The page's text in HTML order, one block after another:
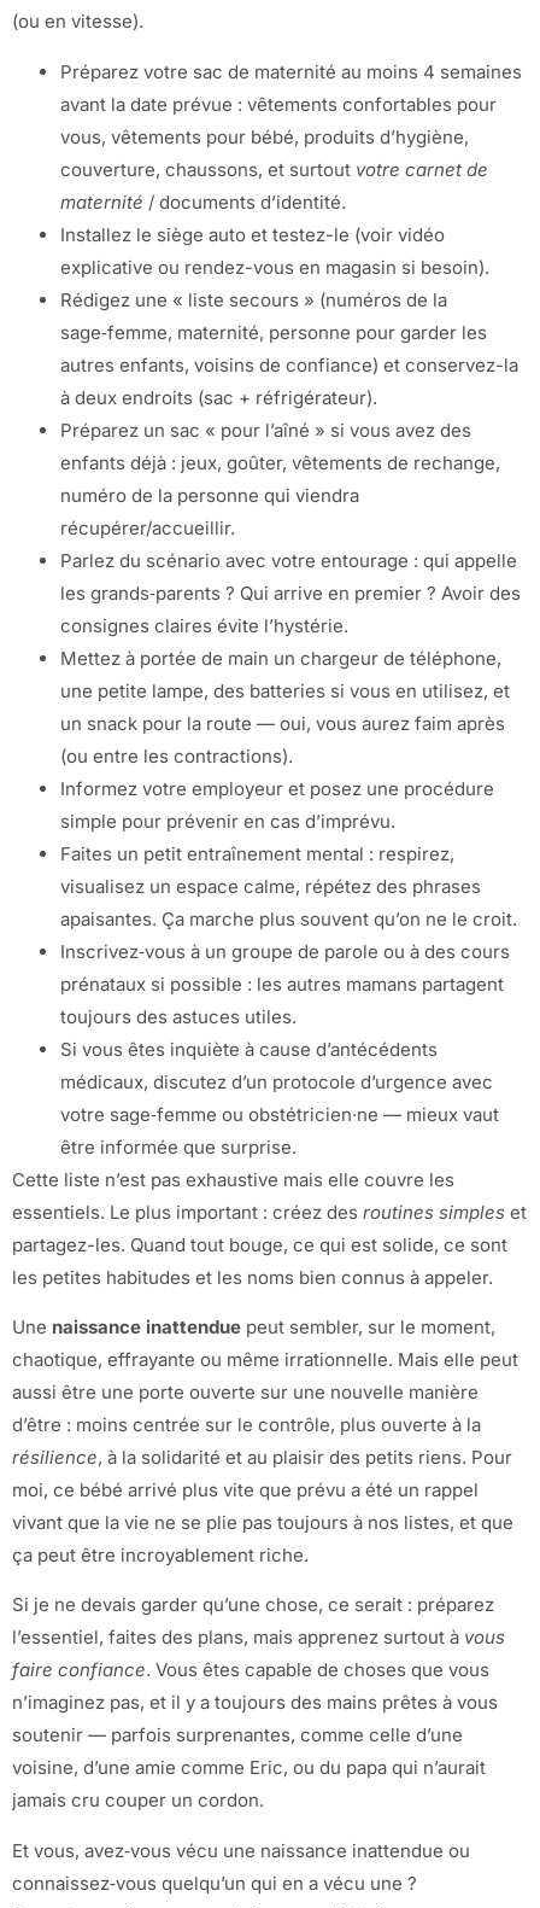
(ou en vitesse).
Préparez votre sac de maternité au moins 4 semaines
avant la date prévue : vêtements confortables pour
vous, vêtements pour bébé, produits d’hygiène,
couverture, chaussons, et surtout votre carnet de
maternité / documents d’identité.
Installez le siège auto et testez-le (voir vidéo
explicative ou rendez-vous en magasin si besoin).
Rédigez une « liste secours » (numéros de la
sage‑femme, maternité, personne pour garder les
autres enfants, voisins de confiance) et conservez-la
à deux endroits (sac + réfrigérateur).
Préparez un sac « pour l’aîné » si vous avez des
enfants déjà : jeux, goûter, vêtements de rechange,
numéro de la personne qui viendra
récupérer/accueillir.
Parlez du scénario avec votre entourage : qui appelle
les grands‑parents ? Qui arrive en premier ? Avoir des
consignes claires évite l’hystérie.
Mettez à portée de main un chargeur de téléphone,
une petite lampe, des batteries si vous en utilisez, et
un snack pour la route — oui, vous aurez faim après
(ou entre les contractions).
Informez votre employeur et posez une procédure
simple pour prévenir en cas d’imprévu.
Faites un petit entraînement mental : respirez,
visualisez un espace calme, répétez des phrases
apaisantes. Ça marche plus souvent qu’on ne le croit.
Inscrivez‑vous à un groupe de parole ou à des cours
prénataux si possible : les autres mamans partagent
toujours des astuces utiles.
Si vous êtes inquiète à cause d’antécédents
médicaux, discutez d’un protocole d’urgence avec
votre sage‑femme ou obstétricien·ne — mieux vaut
être informée que surprise.
Cette liste n’est pas exhaustive mais elle couvre les
essentiels. Le plus important : créez des routines simples et
partagez-les. Quand tout bouge, ce qui est solide, ce sont
les petites habitudes et les noms bien connus à appeler.
Une naissance inattendue peut sembler, sur le moment,
chaotique, effrayante ou même irrationnelle. Mais elle peut
aussi être une porte ouverte sur une nouvelle manière
d’être : moins centrée sur le contrôle, plus ouverte à la
résilience, à la solidarité et au plaisir des petits riens. Pour
moi, ce bébé arrivé plus vite que prévu a été un rappel
vivant que la vie ne se plie pas toujours à nos listes, et que
ça peut être incroyablement riche.
Si je ne devais garder qu’une chose, ce serait : préparez
l’essentiel, faites des plans, mais apprenez surtout à vous
faire confiance. Vous êtes capable de choses que vous
n’imaginez pas, et il y a toujours des mains prêtes à vous
soutenir — parfois surprenantes, comme celle d’une
voisine, d’une amie comme Eric, ou du papa qui n’aurait
jamais cru couper un cordon.
Et vous, avez‑vous vécu une naissance inattendue ou
connaissez‑vous quelqu’un qui en a vécu une ?